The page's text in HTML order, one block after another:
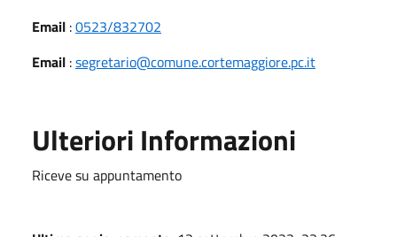
Email :0523/832702
Email :segretario@comune.cortemaggiore.pc.it
Ulteriori Informazioni
Riceve su appuntamento